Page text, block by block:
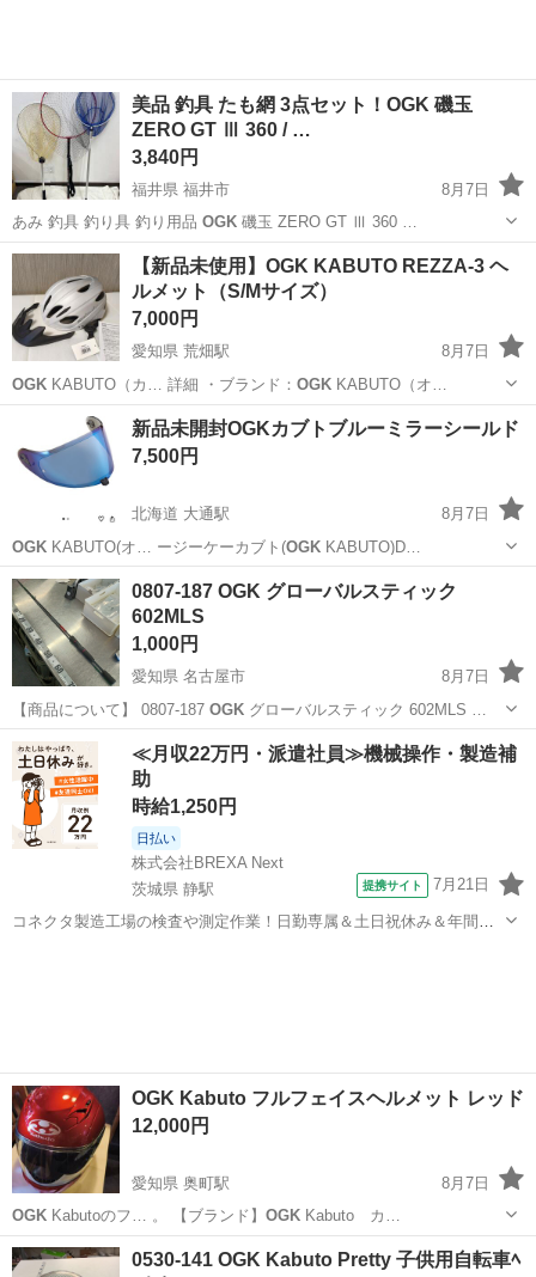
美品 釣具 たも網 3点セット！OGK 磯玉
ZERO GT Ⅲ 360 / …
3,840円
福井県 福井市
8月7日
あみ 釣具 釣り具 釣り用品 OGK 磯玉 ZERO GT Ⅲ 360 …
福井 福井市 その他
【新品未使用】OGK KABUTO REZZA-3 ヘ
ルメット（S/Mサイズ）
7,000円
愛知県 荒畑駅
8月7日
OGKKABUTO（カ… 詳細 ・ブランド： OGKKABUTO（オ…
名古屋市 荒畑駅 ロードバイク
新品未開封OGKカブトブルーミラーシールド
7,500円
北海道 大通駅
8月7日
OGKKABUTO(オ… ージーケーカブト(OGKKABUTO)D…
北海道 札幌市 その他
0807-187 OGK グローバルスティック
602MLS
1,000円
愛知県 名古屋市
8月7日
【商品について】 0807-187 OGKグローバルスティック 602MLS …
愛知 名古屋市 その他 OGK
≪月収22万円・派遣社員≫機械操作・製造補
助
時給1,250円
日払い
株式会社BREXA Next
茨城県 静駅
提携サイト 7月21日
コネクタ製造工場の検査や測定作業！日勤専属＆土日祝休み＆年間休
OGK Kabuto フルフェイスヘルメット レッド
12,000円
愛知県 奥町駅
8月7日
OGK
Kabutoのフ… 。 【ブランド】 OGKKabuto カ…
愛知 一宮市 フルフェイスヘルメット
0530-141 OGK Kabuto Pretty 子供用自転車ﾍ